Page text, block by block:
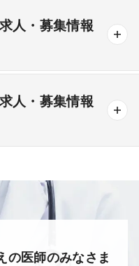
耳鼻咽喉科
科 その他
センティブ制度あり
ンドキャリア歓迎
人・募集情報
人・募集情報
の医師のみなさま